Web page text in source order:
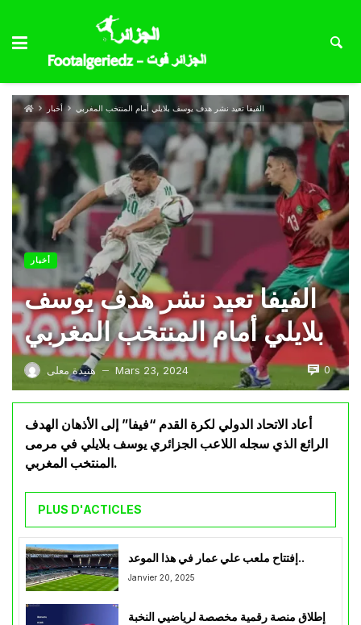
أخبار الفيفا تعيد نشر هدف يوسف بلايلي أمام المنتخب المغربي
أخبار
الفيفا تعيد نشر هدف يوسف
بلايلي أمام المنتخب المغربي
هنيدة معلى — Mars 23, 2024 0
أعاد الاتحاد الدولي لكرة القدم “فيفا” إلى الأذهان الهدف
الرائع الذي سجله اللاعب الجزائري يوسف بلايلي في مرمى
المنتخب المغربي.
PLUS D'ACTICLES
إفتتاح ملعب علي عمار في هذا الموعد..
Janvier 20, 2025
إطلاق منصة رقمية مخصصة لرياضيي النخبة